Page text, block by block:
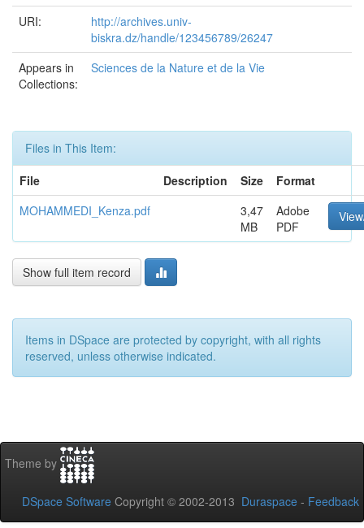
URI:
http://archives.univ-
biskra.dz/handle/123456789/26247
Appears in
Collections:
Sciences de la Nature et de la Vie
Files in This Item:
File
Description Size
Format
MOHAMMEDI_Kenza.pdf
3,47
MB
Adobe
PDF
Show full item record
Items in DSpace are protected by copyright, with all rights
reserved, unless otherwise indicated.
Theme by
DSpace Software Copyright © 2002-2013 Duraspace - Feedback